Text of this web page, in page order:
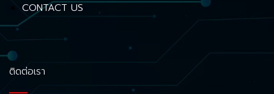
CONTACT US
ติดต่อเรา